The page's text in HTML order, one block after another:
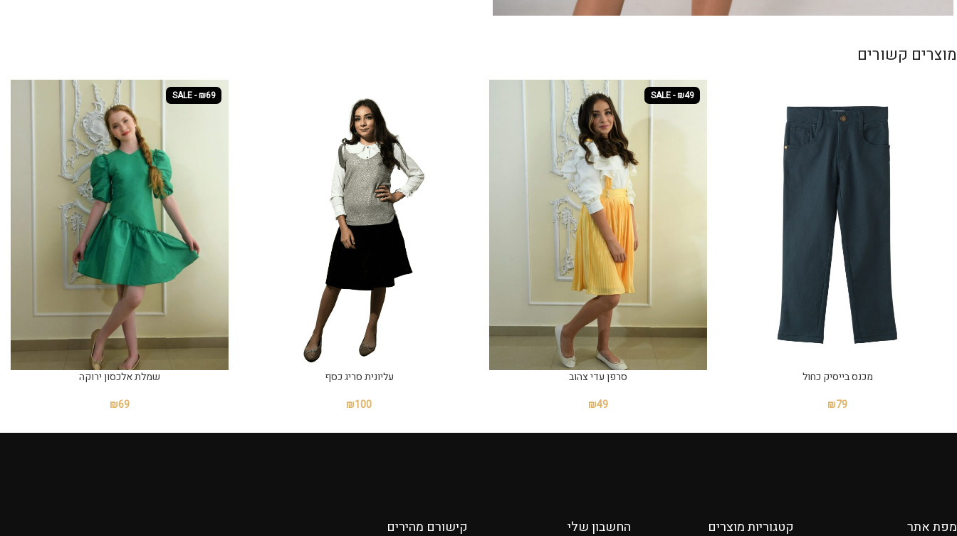
מוצרים קשורים
מכנס בייסיק כחול
₪79
SALE - ₪49
סרפן עדי צהוב
₪49
עליונית סריג כסף
₪100
SALE - ₪69
שמלת אלכסון ירוקה
₪69
מפת אתר קטגוריות מוצרים החשבון שלי קישורם מהירים